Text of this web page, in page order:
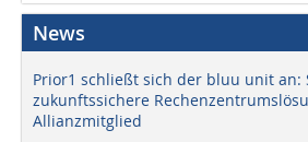
News
Prior1 schließt sich der bluu unit an:
zukunftssichere
Allianzmitglied